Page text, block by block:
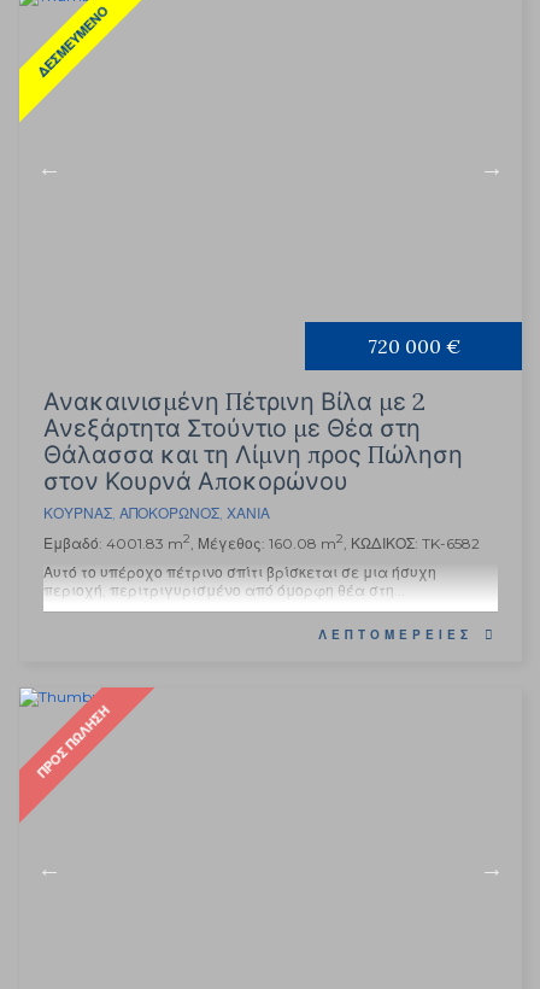
ΔΕΣΜΕΥΜΈΝΟ
720 000 €
Ανακαινισμένη Πέτρινη Βίλα με 2
Ανεξάρτητα Στούντιο με Θέα στη
Θάλασσα και τη Λίμνη προς Πώληση
στον Κουρνά Αποκορώνου
ΚΟΥΡΝΆΣ, ΑΠΟΚΌΡΩΝΟΣ, ΧΑΝΙΆ
Εμβαδό: 4001.83 m2, Μέγεθος: 160.08 m2, ΚΩΔΙΚΟΣ: TK-6582
Αυτό το υπέροχο πέτρινο σπίτι βρίσκεται σε μια ήσυχη
περιοχή, περιτριγυρισμένο από όμορφη θέα στη...
ΛΕΠΤΟΜΈΡΕΙΕΣ
ΠΡΟΣ ΠΏΛΗΣΗ